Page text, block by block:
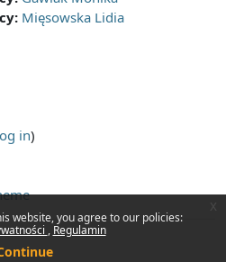
website, you agree to our policies:
Regulamin
Mięsowska Lidia
in)